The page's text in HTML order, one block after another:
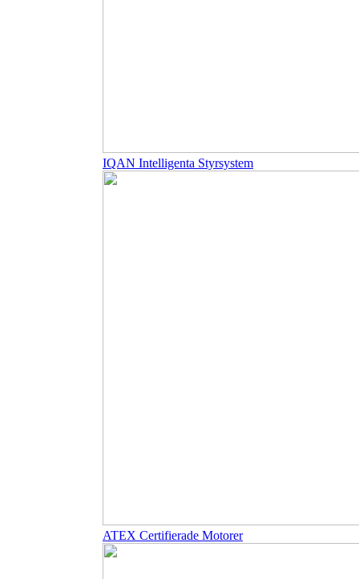
IQAN Intelligenta Styrsystem
ATEX Certifierade Motorer